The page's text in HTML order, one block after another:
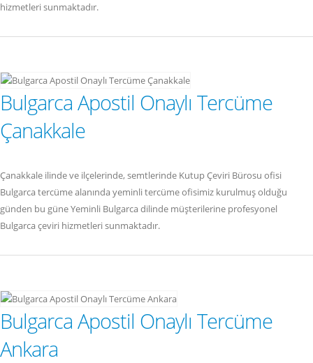
hizmetleri sunmaktadır.
Bulgarca Apostil Onaylı Tercüme
Çanakkale
Çanakkale ilinde ve ilçelerinde, semtlerinde Kutup Çeviri Bürosu ofisi
Bulgarca tercüme alanında yeminli tercüme ofisimiz kurulmuş olduğu
günden bu güne Yeminli Bulgarca dilinde müşterilerine profesyonel
Bulgarca çeviri hizmetleri sunmaktadır.
Bulgarca Apostil Onaylı Tercüme
Ankara